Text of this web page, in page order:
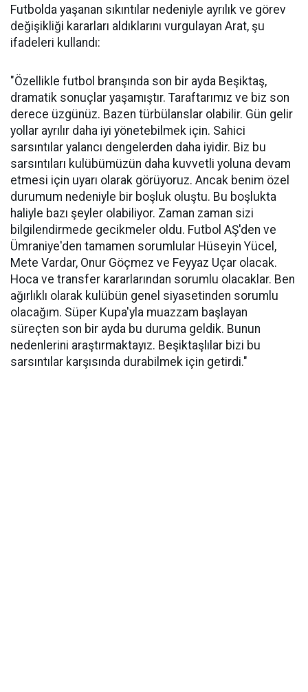
Futbolda yaşanan sıkıntılar nedeniyle ayrılık ve görev
değişikliği kararları aldıklarını vurgulayan Arat, şu
ifadeleri kullandı:
"Özellikle futbol branşında son bir ayda Beşiktaş,
dramatik sonuçlar yaşamıştır. Taraftarımız ve biz son
derece üzgünüz. Bazen türbülanslar olabilir. Gün gelir
yollar ayrılır daha iyi yönetebilmek için. Sahici
sarsıntılar yalancı dengelerden daha iyidir. Biz bu
sarsıntıları kulübümüzün daha kuvvetli yoluna devam
etmesi için uyarı olarak görüyoruz. Ancak benim özel
durumum nedeniyle bir boşluk oluştu. Bu boşlukta
haliyle bazı şeyler olabiliyor. Zaman zaman sizi
bilgilendirmede gecikmeler oldu. Futbol AŞ'den ve
Ümraniye'den tamamen sorumlular Hüseyin Yücel,
Mete Vardar, Onur Göçmez ve Feyyaz Uçar olacak.
Hoca ve transfer kararlarından sorumlu olacaklar. Ben
ağırlıklı olarak kulübün genel siyasetinden sorumlu
olacağım. Süper Kupa'yla muazzam başlayan
süreçten son bir ayda bu duruma geldik. Bunun
nedenlerini araştırmaktayız. Beşiktaşlılar bizi bu
sarsıntılar karşısında durabilmek için getirdi."